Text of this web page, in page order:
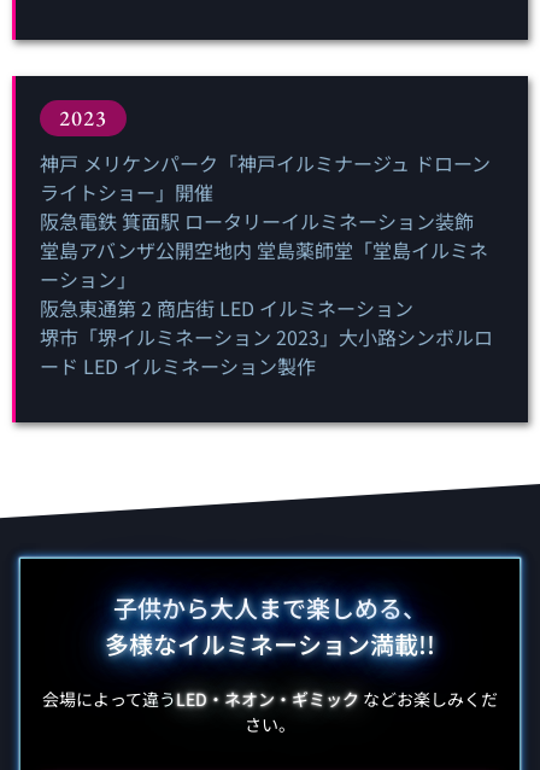
2023
神戸 メリケンパーク「神戸イルミナージュ ドローン
ライトショー」開催
阪急電鉄 箕面駅 ロータリーイルミネーション装飾
堂島アバンザ公開空地内 堂島薬師堂「堂島イルミネ
ーション」
阪急東通第 2 商店街 LED イルミネーション
堺市「堺イルミネーション 2023」大小路シンボルロ
ード LED イルミネーション製作
子供から大人まで楽しめる、
多様なイルミネーション満載!!
会場によって違うLED・ネオン・ギミック などお楽しみくだ
さい。